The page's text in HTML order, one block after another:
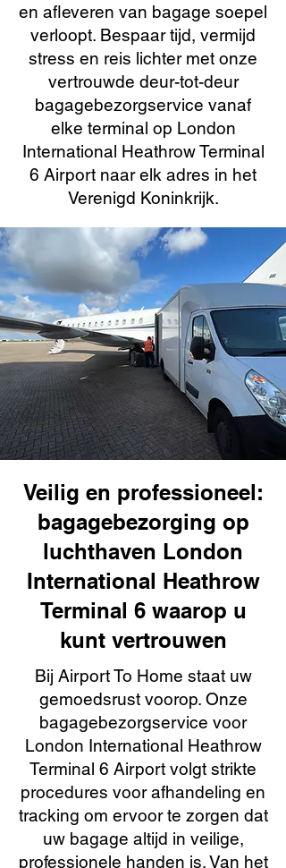
en afleveren van bagage soepel
verloopt. Bespaar tijd, vermijd
stress en reis lichter met onze
vertrouwde deur-tot-deur
bagagebezorgservice vanaf
elke terminal op London
International Heathrow Terminal
6 Airport naar elk adres in het
Verenigd Koninkrijk.
Veilig en professioneel:
bagagebezorging op
luchthaven London
International Heathrow
Terminal 6 waarop u
kunt vertrouwen
Bij Airport To Home staat uw
gemoedsrust voorop. Onze
bagagebezorgservice voor
London International Heathrow
Terminal 6 Airport volgt strikte
procedures voor afhandeling en
tracking om ervoor te zorgen dat
uw bagage altijd in veilige,
professionele handen is. Van het